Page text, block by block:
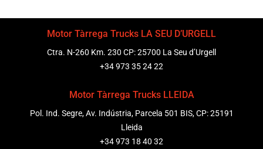
Motor Tàrrega Trucks LA SEU D’URGELL
Ctra. N-260 Km. 230 CP: 25700 La Seu d’Urgell
+34 973 35 24 22
Motor Tàrrega Trucks LLEIDA
Pol. Ind. Segre, Av. Indústria, Parcela 501 BIS, CP: 25191
Lleida
+34 973 18 40 32